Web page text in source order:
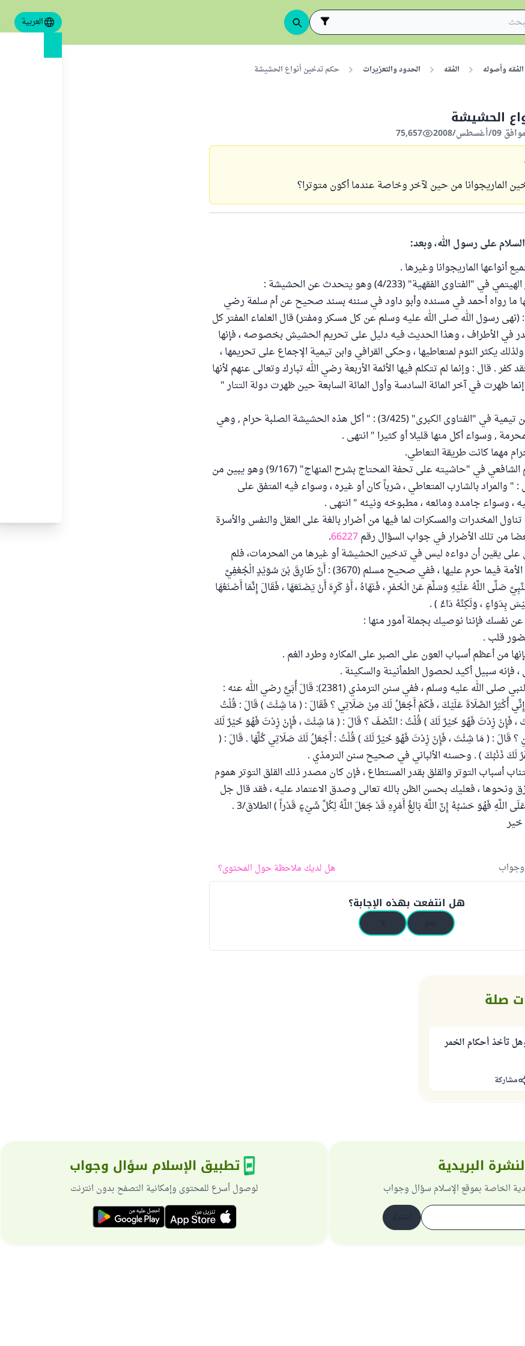
العربية
الفقه وأصوله الفقه الحدود والتعزيرات حكم تدخين أنواع الحشيشة
الحشيشة
75,657
الماريجوانا من حين لآخر وخاصة عندما أكون متوترا؟
على رسول الله، وبعد:
أنواعها الماريجوانا وغيرها .
الفقهية" (4/233) وهو يتحدث عن الحشيشة :
ما رواه أحمد في مسنده وأبو داود في سننه بسند صحيح عن أم سلمة رضي
: (نهى رسول الله صلى الله عليه وسلم عن كل مسكر ومفتر) قال العلماء المفتر كل
في الأطراف ، وهذا الحديث فيه دليل على تحريم الحشيش بخصوصه ، فإنها
يكثر النوم لمتعاطيها ، وحكى القرافي وابن تيمية الإجماع على تحريمها ،
. قال : وإنما لم تتكلم فيها الأئمة الأربعة رضي الله تبارك وتعالى عنهم لأنها
ظهرت في آخر المائة السادسة وأول المائة السابعة حين ظهرت دولة التتار "
وقال شيخ الإسلام ابن تيمية في "الفتاوى الكبرى" (3/425) : " أكل هذه الحشيشة الصلبة حرام , وهي
, وسواء أكل منها قليلا أو كثيرا " انتهى .
مهما كانت طريقة التعاطي.
قال العلامة ابن قاسم الشافعي في "حاشيته على تحفة المحتاج بشرح المنهاج" (9/167) وهو يبين من
والمراد بالشارب المتعاطي ، شرباً كان أو غيره ، وسواء فيه المتفق على
، وسواء جامده ومائعه ، مطبوخه ونيئه " انتهى .
المخدرات والمسكرات لما فيها من أضرار بالغة على العقل والنفس والأسرة
من تلك الأضرار في جواب السؤال رقم66227
.
على يقين أن دواءه ليس في تدخين الحشيشة أو غيرها من المحرمات، فلم
يجعل الله شفاء هذه الأمة فيما حرم عليها ، ففي صحيح مسلم (3670) : أَنَّ طَارِقَ بْنَ سُوَيْدٍ الْجُعْفِيَّ
صَلَّى اللَّهُ عَلَيْهِ وَسَلَّمَ عَنْ الْخَمْرِ ، فَنَهَاهُ ، أَوْ كَرِهَ أَنْ يَصْنَعَهَا ، فَقَالَ إِنَّمَا أَصْنَعُهَا
بِدَوَاءٍ ، وَلَكِنَّهُ دَاءٌ ) .
عن نفسك فإننا نوصيك بجملة أمور منها :
4ـ كثرة الصلاة على النبي صلى الله عليه وسلم ، ففي سنن الترمذي (2381): قَالَ أُبَيٌّ رضي الله عنه :
إِنِّي أُكْثِرُ الصَّلَاةَ عَلَيْكَ ، فَكَمْ أَجْعَلُ لَكَ مِنْ صَلَاتِي ؟ فَقَالَ : ( مَا شِئْتَ ) قَالَ : قُلْتُ
، فَإِنْ زِدْتَ فَهُوَ خَيْرٌ لَكَ ) قُلْتُ : النِّصْفَ ؟ قَالَ : ( مَا شِئْتَ ، فَإِنْ زِدْتَ فَهُوَ خَيْرٌ لَكَ
؟ قَالَ : ( مَا شِئْتَ ، فَإِنْ زِدْتَ فَهُوَ خَيْرٌ لَكَ ) قُلْتُ : أَجْعَلُ لَكَ صَلَاتِي كُلَّهَا . قَالَ : (
لَكَ ذَنْبُكَ ) . وحسنه الألباني في صحيح سنن الترمذي .
أسباب التوتر والقلق بقدر المستطاع ، فإن كان مصدر ذلك القلق التوتر هموم
ونحوها ، فعليك بحسن الظن بالله تعالى وصدق الاعتماد عليه ، فقد قال جل
اللَّهِ فَهُوَ حَسْبُهُ إِنَّ اللَّهَ بَالِغُ أَمْرِهِ قَدْ جَعَلَ اللَّهُ لِكُلِّ شَيْءٍ قَدْراً ) الطلاق/3 .
خير
وجواب هل لديك ملاحظة حول المحتوى؟
هل انتفعت بهذه الإجابة؟
صلة
تأخذ أحكام الخمر
مشاركة
البريدية
الخاصة بموقع الإسلام سؤال وجواب
تطبيق الإسلام سؤال وجواب
لوصول أسرع للمحتوى وإمكانية التصفح بدون انترنت